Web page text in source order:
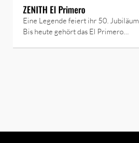
ZENITH El Primero
Eine Legende feiert ihr 50. Jubiläum
Bis heute gehört das El Primero…